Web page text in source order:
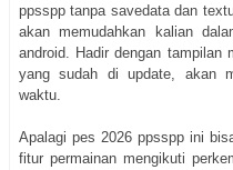
ppsspp tanpa savedata dan
akan memudahkan kalian
android. Hadir dengan tampilan
yang sudah di update, akan
waktu.
Apalagi pes 2026 ppsspp ini
fitur permainan mengikuti